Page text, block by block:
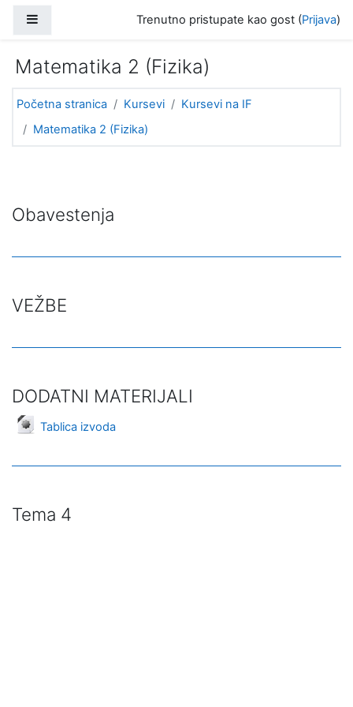
Trenutno pristupate kao gost (Prijava)
Matematika 2 (Fizika)
Početna stranica Kursevi
Kursevi na IF
Matematika 2 (Fizika)
Obavestenja
VEŽBE
DODATNI MATERIJALI
Tablica izvoda
Datoteka
Tema 4